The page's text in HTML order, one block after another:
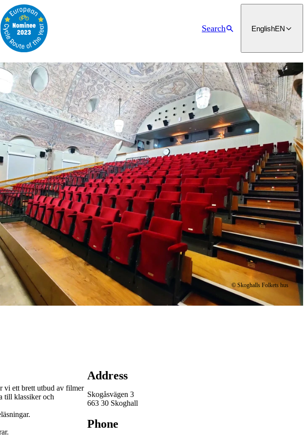
Search EnglishEN
© Skoghalls Folkets hus
vi ett brett utbud av filmer
till klassiker och
Address
Skogåsvägen 3
663 30 Skoghall
Phone